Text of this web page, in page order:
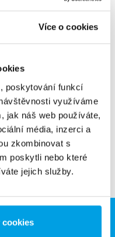
Více o cookies
poskytování funkcí
využíváme
jak náš web používáte,
média, inzerci a
zkombinovat s
poskytli nebo které
jejich služby.
cookies
pesticidů, volného